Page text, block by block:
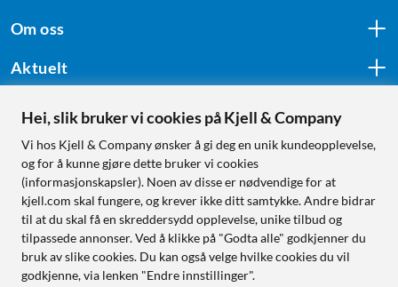
Om oss
Aktuelt
Følg oss
Handle fra:
Sverige
Norge
Hei, slik bruker vi cookies på Kjell & Company
Vi hos Kjell & Company ønsker å gi deg en unik kundeopplevelse,
og for å kunne gjøre dette bruker vi cookies
(informasjonskapsler). Noen av disse er nødvendige for at
kjell.com skal fungere, og krever ikke ditt samtykke. Andre bidrar
til at du skal få en skreddersydd opplevelse, unike tilbud og
tilpassede annonser. Ved å klikke på "Godta alle" godkjenner du
bruk av slike cookies. Du kan også velge hvilke cookies du vil
godkjenne, via lenken "Endre innstillinger".